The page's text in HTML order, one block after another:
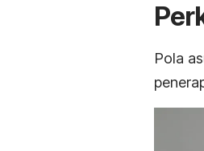
Pola